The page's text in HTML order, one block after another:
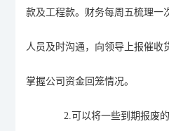
款及工程款。财务每周五梳理一
人员及时沟通，向领导上报催收
掌握公司资金回笼情况。
2. 可以将一些到期报废